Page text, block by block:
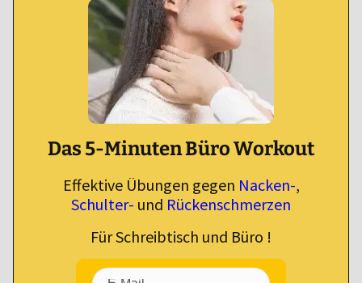
Das 5-Minuten Büro Workout
Effektive Übungen gegen Nacken-,
Schulter- und Rückenschmerzen
Für Schreibtisch und Büro !